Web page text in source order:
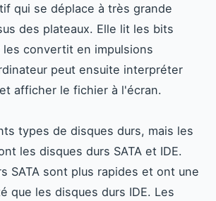
qui se déplace à très grande
des plateaux. Elle lit les bits
les convertit en impulsions
peut ensuite interpréter
afficher le fichier à l'écran.
types de disques durs, mais les
les disques durs SATA et IDE.
SATA sont plus rapides et ont une
que les disques durs IDE. Les